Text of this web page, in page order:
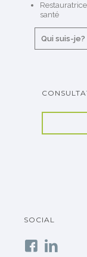
santé
Qui suis-je?
SOCIAL